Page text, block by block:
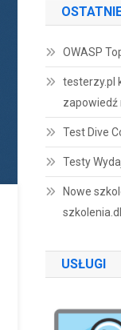
OWASP
testerzy.pl
zapowiedź
Test Dive
Testy
Nowe
USŁUGI